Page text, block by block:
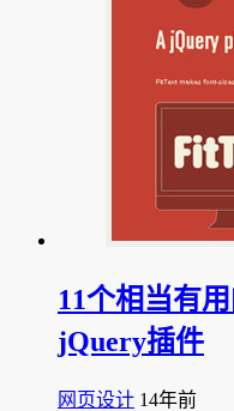
11个相当有
jQuery插件
网页设计 14年前